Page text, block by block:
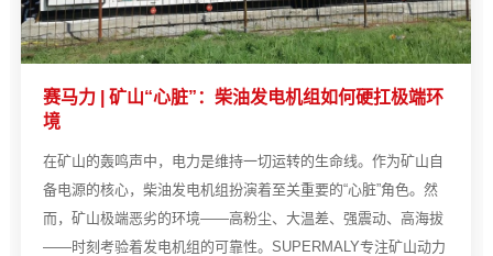
赛马力 | 矿山“心脏”：柴油发电机组如何硬扛极端环
境
在矿山的轰鸣声中，电力是维持一切运转的生命线。作为矿山自
备电源的核心，柴油发电机组扮演着至关重要的“心脏”角色。然
而，矿山极端恶劣的环境——高粉尘、大温差、强震动、高海拔
——时刻考验着发电机组的可靠性。SUPERMALY专注矿山动力